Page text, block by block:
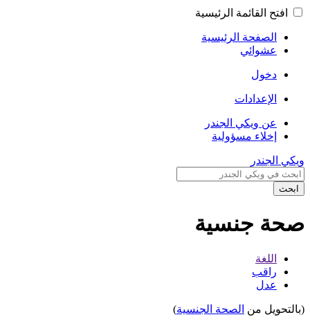
افتح القائمة الرئيسية
الصفحة الرئيسية
عشوائي
دخول
الإعدادات
عن ويكي الجندر
إخلاء مسؤولية
ويكي الجندر
ابحث
صحة جنسية
اللغة
راقب
عدل
(بالتحويل من الصحة الجنسية)